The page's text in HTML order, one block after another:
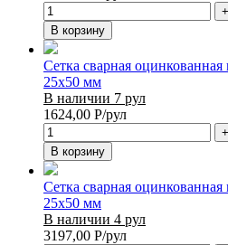
+
В корзину
Сетка сварная
25х50 мм
В наличии 7 рул
1624,00 Р/рул
+
В корзину
Сетка сварная
25х50 мм
В наличии 4 рул
3197,00 Р/рул